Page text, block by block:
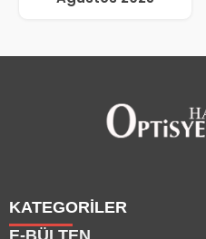
KATEGORİLER